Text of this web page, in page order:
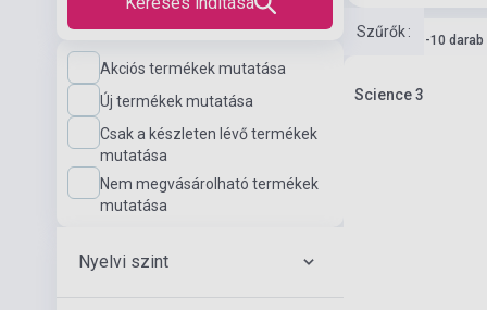
Akciós termékek mutatása
Új termékek mutatása
Csak a készleten lévő termékek
mutatása
Nem megvásárolható termékek
mutatása
Nyelvi szint
Szűrők:
Készlet: 1-10 darab
Science 3